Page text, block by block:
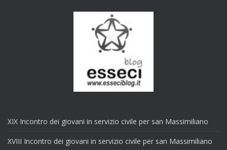
XIX Incontro dei giovani in servizio civile per san Massimiliano
XVIII Incontro dei giovani in servizio civile per san Massimiliano